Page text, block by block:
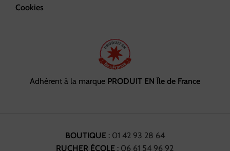
Cookies
Adhérent à la marque PRODUIT EN Île de France
BOUTIQUE: 01 42 93 28 64
RUCHER ÉCOLE : 06 61 54 96 92